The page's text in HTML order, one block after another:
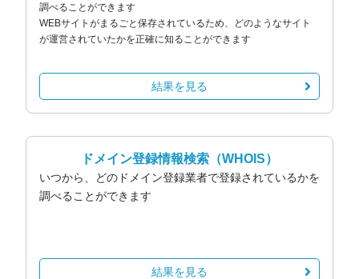
調べることができます
WEBサイトがまるごと保存されているため、どのようなサイト
が運営されていたかを正確に知ることができます
結果を見る
ドメイン登録情報検索 （WHOIS）
いつから、どのドメイン登録業者で登録されているかを
調べることができます
結果を見る